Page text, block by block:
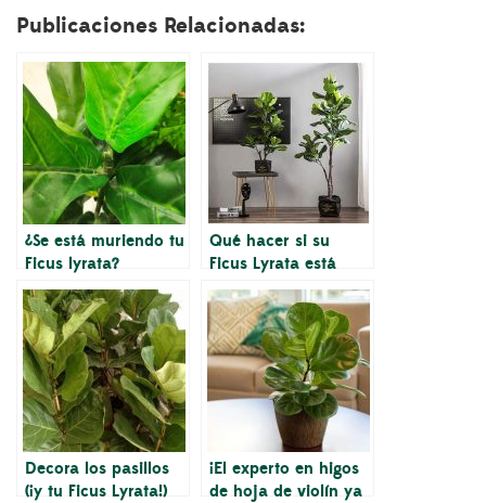
Publicaciones Relacionadas:
¿Se está muriendo tu
Ficus lyrata?
Qué hacer si su
Ficus Lyrata está
dejando caer hojas
Decora los pasillos
(¡y tu Ficus Lyrata!)
¡El experto en higos
de hoja de violín ya